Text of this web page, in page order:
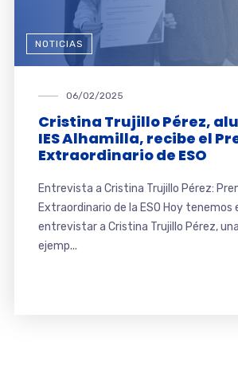
NOTICIAS
06/02/2025
Cristina Trujillo Pérez,
IES Alhamilla, recibe el
Extraordinario de ESO
Entrevista a Cristina Trujillo Pérez:
Extraordinario de la ESO Hoy tenemos
entrevistar a Cristina Trujillo Pérez,
ejemp...